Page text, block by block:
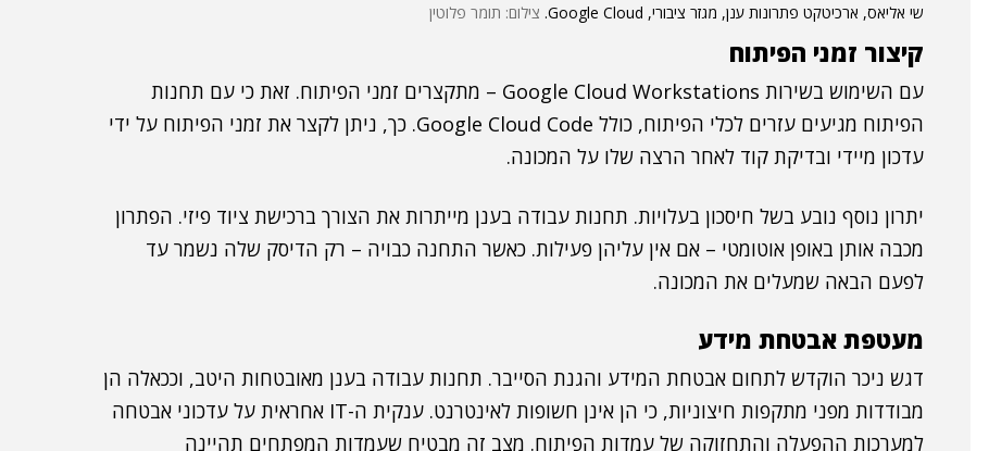
שי אליאס, ארכיטקט פתרונות ענן, מגזר ציבורי, Google Cloud. צילום: תומר פלוטין
קיצור זמני הפיתוח
עם השימוש בשירות Google Cloud Workstations – מתקצרים זמני הפיתוח. זאת כי עם תחנות
הפיתוח מגיעים עזרים לכלי הפיתוח, כולל Google Cloud Code. כך, ניתן לקצר את זמני הפיתוח על ידי
עדכון מיידי ובדיקת קוד לאחר הרצה שלו על המכונה.
יתרון נוסף נובע בשל חיסכון בעלויות. תחנות עבודה בענן מייתרות את הצורך ברכישת ציוד פיזי. הפתרון
מכבה אותן באופן אוטומטי – אם אין עליהן פעילות. כאשר התחנה כבויה – רק הדיסק שלה נשמר עד
לפעם הבאה שמעלים את המכונה.
מעטפת אבטחת מידע
דגש ניכר הוקדש לתחום אבטחת המידע והגנת הסייבר. תחנות עבודה בענן מאובטחות היטב, וככאלה הן
מבודדות מפני מתקפות חיצוניות, כי הן אינן חשופות לאינטרנט. ענקית ה-IT אחראית על עדכוני אבטחה
למערכות ההפעלה והתחזוקה של עמדות הפיתוח. מצב זה מבטיח שעמדות המפתחים תהיינה